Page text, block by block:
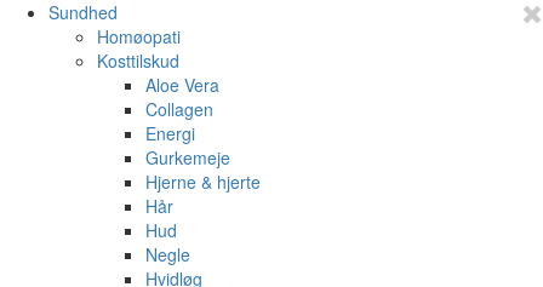
Sundhed
Homøopati
Kosttilskud
Aloe Vera
Collagen
Energi
Gurkemeje
Hjerne & hjerte
Hår
Hud
Negle
Hvidløg